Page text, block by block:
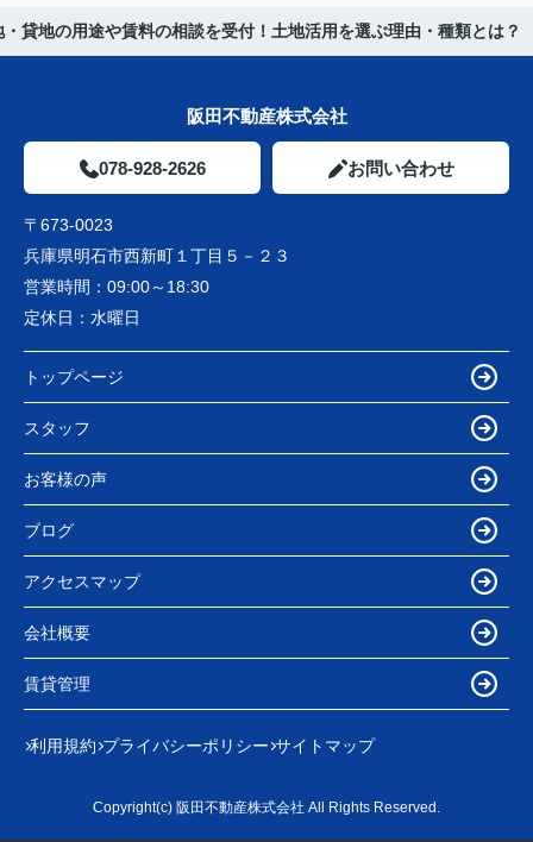
貸地の用途や賃料の相談を受付！土地活用を選ぶ理由・種類とは？
阪田不動産株式会社
078-928-2626 お問い合わせ
〒673-0023
兵庫県明石市西新町１丁目５－２３
営業時間： 09:00～18:30
定休日： 水曜日
トップページ
スタッフ
お客様の声
ブログ
アクセスマップ
会社概要
賃貸管理
利用規約 プライバシーポリシー サイトマップ
Copyright(c) 阪田不動産株式会社 All Rights Reserved.